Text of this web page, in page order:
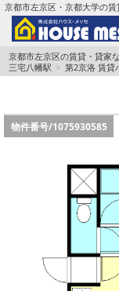
京都市左京区・京都大学の
TOPページ
地域から検索
京都大学＆京都
書類DL & 入居者
家族で住むならマ
一人暮らしの物件
京都市左京区の賃貸・貸家
三宅八幡駅
第2京洛 賃貸
物件番号/1075930585